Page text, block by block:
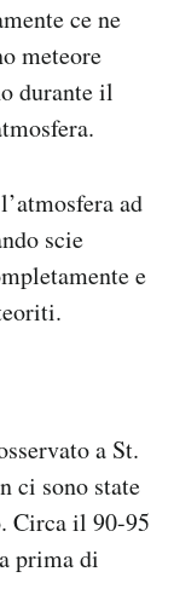
ce ne
meteore
durante il
ad
scie
e
a St.
ci sono state
Circa il 90-95
prima di